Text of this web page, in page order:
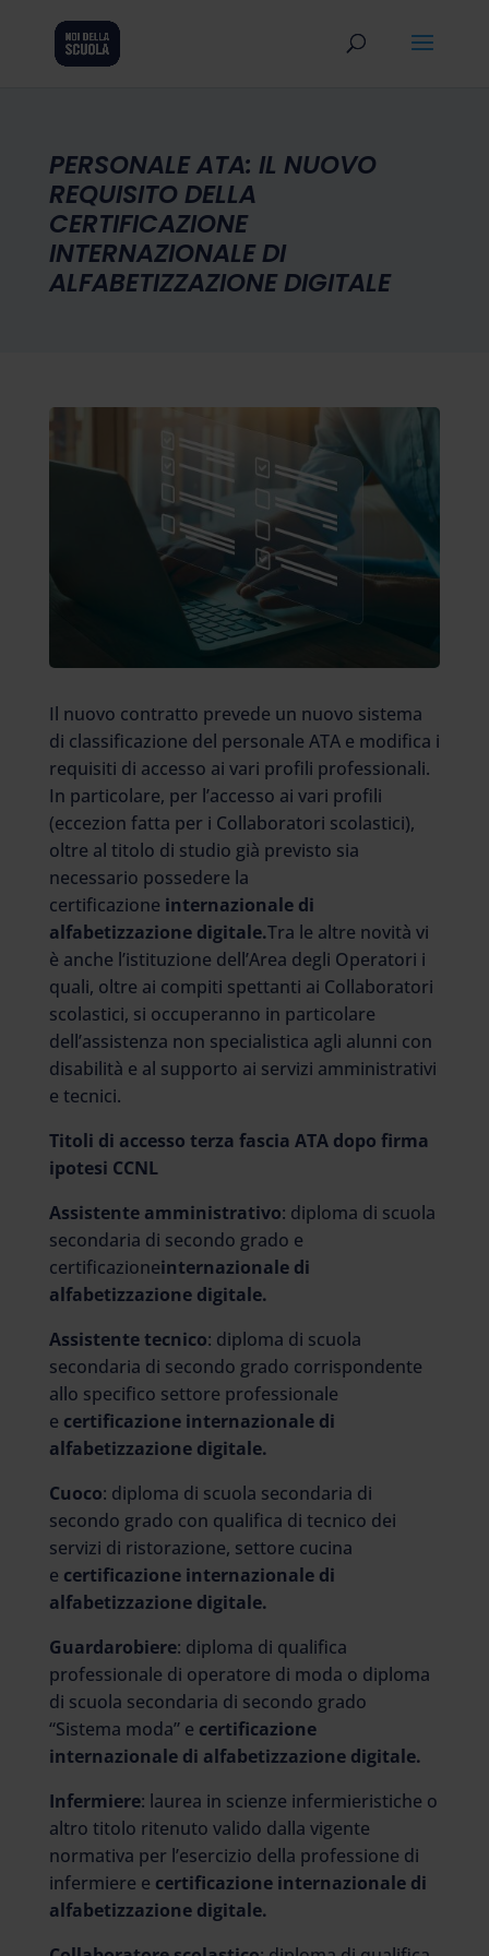
PERSONALE ATA: IL NUOVO
REQUISITO DELLA
CERTIFICAZIONE
INTERNAZIONALE DI
ALFABETIZZAZIONE DIGITALE
Il nuovo contratto prevede un nuovo sistema
di classificazione del personale ATA e modifica i
requisiti di accesso ai vari profili professionali.
In particolare, per l’accesso ai vari profili
(eccezion fatta per i Collaboratori scolastici),
oltre al titolo di studio già previsto sia
necessario possedere la
certificazione internazionale di
alfabetizzazione digitale.Tra le altre novità vi
è anche l’istituzione dell’Area degli Operatori i
quali, oltre ai compiti spettanti ai Collaboratori
scolastici, si occuperanno in particolare
dell’assistenza non specialistica agli alunni con
disabilità e al supporto ai servizi amministrativi
e tecnici.
Titoli di accesso terza fascia ATA dopo firma
ipotesi CCNL
Assistente amministrativo: diploma di scuola
secondaria di secondo grado e
certificazioneinternazionale di
alfabetizzazione digitale.
Assistente tecnico: diploma di scuola
secondaria di secondo grado corrispondente
allo specifico settore professionale
e certificazione internazionale di
alfabetizzazione digitale.
Cuoco: diploma di scuola secondaria di
secondo grado con qualifica di tecnico dei
servizi di ristorazione, settore cucina
e certificazione internazionale di
alfabetizzazione digitale.
Guardarobiere: diploma di qualifica
professionale di operatore di moda o diploma
di scuola secondaria di secondo grado
“Sistema moda” e certificazione
internazionale di alfabetizzazione digitale.
Infermiere: laurea in scienze infermieristiche o
altro titolo ritenuto valido dalla vigente
normativa per l’esercizio della professione di
infermiere e certificazione internazionale di
alfabetizzazione digitale.